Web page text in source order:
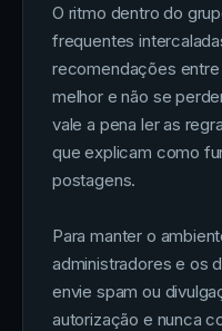
O ritmo dentro do
frequentes
recomendações
melhor e não se
vale a pena ler as
que explicam como
postagens.
Para manter o
administradores e os
envie spam ou
autorização e nunca